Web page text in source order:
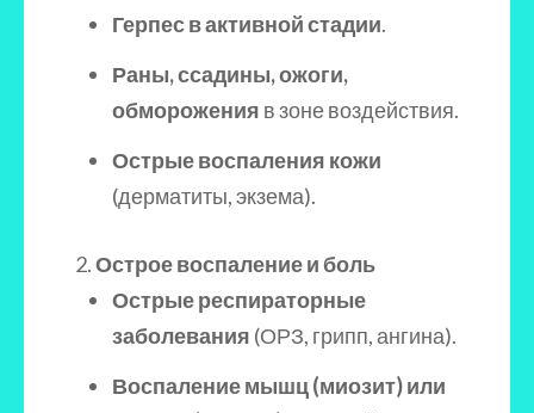
Герпес в активной стадии.
Раны, ссадины, ожоги,
обморожения в зоне воздействия.
Острые воспаления кожи
(дерматиты, экзема).
Острое воспаление и боль
Острые респираторные
заболевания (ОРЗ, грипп, ангина).
Воспаление мышц (миозит) или